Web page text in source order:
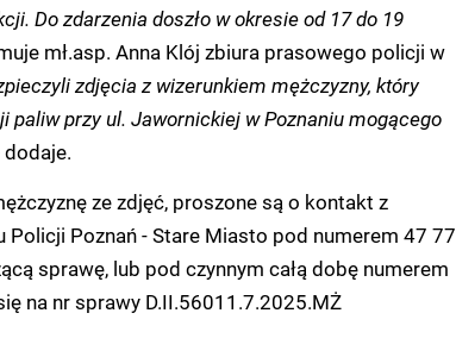
Do zdarzenia doszło w okresie od 17 do 19
mł.asp. Anna Klój zbiura prasowego policji w
zdjęcia z wizerunkiem mężczyzny, który
paliw przy ul. Jawornickiej w Poznaniu mogącego
dodaje.
ze zdjęć, proszone są o kontakt z
Poznań - Stare Miasto pod numerem 47 77
sprawę, lub pod czynnym całą dobę numerem
na nr sprawy D.II.56011.7.2025.MŻ